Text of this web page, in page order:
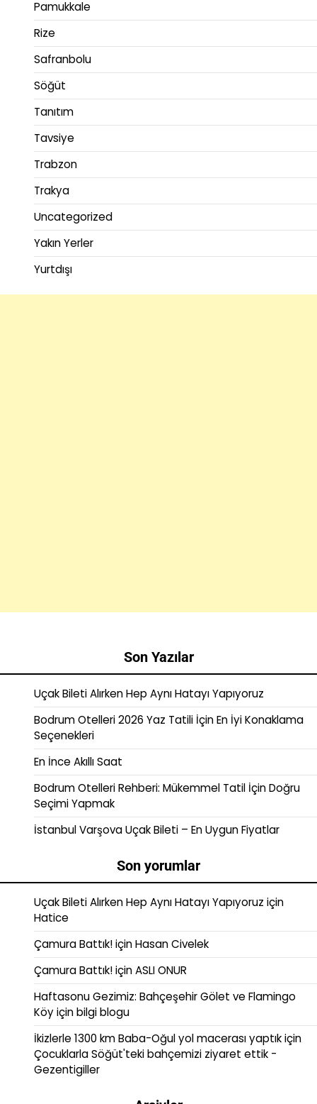
Pamukkale
Rize
Safranbolu
Söğüt
Tanıtım
Tavsiye
Trabzon
Trakya
Uncategorized
Yakın Yerler
Yurtdışı
Son Yazılar
Uçak Bileti Alırken Hep Aynı Hatayı Yapıyoruz
Bodrum Otelleri 2026 Yaz Tatili İçin En İyi Konaklama
Seçenekleri
En İnce Akıllı Saat
Bodrum Otelleri Rehberi: Mükemmel Tatil İçin Doğru
Seçimi Yapmak
İstanbul Varşova Uçak Bileti – En Uygun Fiyatlar
Son yorumlar
Uçak Bileti Alırken Hep Aynı Hatayı Yapıyoruz için
Hatice
Çamura Battık!içinHasan Civelek
Çamura Battık!içinASLI ONUR
Haftasonu Gezimiz: Bahçeşehir Gölet ve Flamingo
Köyiçinbilgi blogu
İkizlerle 1300 km Baba-Oğul yol macerası yaptıkiçin
Çocuklarla Söğüt'teki bahçemizi ziyaret ettik -
Gezentigiller